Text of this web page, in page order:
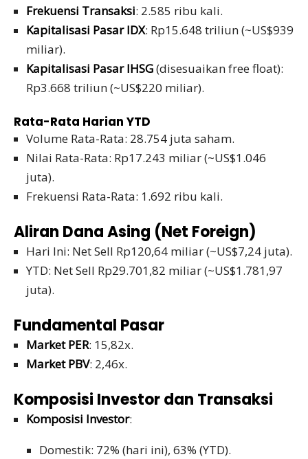
Frekuensi Transaksi: 2.585 ribu kali.
Kapitalisasi Pasar IDX: Rp15.648 triliun (~US$939
miliar).
Kapitalisasi Pasar IHSG(disesuaikan free float):
Rp3.668 triliun (~US$220 miliar).
Rata-Rata Harian YTD
Volume Rata-Rata: 28.754 juta saham.
Nilai Rata-Rata: Rp17.243 miliar (~US$1.046
juta).
Frekuensi Rata-Rata: 1.692 ribu kali.
Aliran Dana Asing (Net Foreign)
Hari Ini: Net Sell Rp120,64 miliar (~US$7,24 juta).
YTD: Net Sell Rp29.701,82 miliar (~US$1.781,97
juta).
Fundamental Pasar
Market PER: 15,82x.
Market PBV: 2,46x.
Komposisi Investor dan Transaksi
Komposisi Investor:
Domestik: 72% (hari ini), 63% (YTD).